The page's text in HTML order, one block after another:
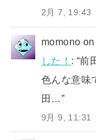
2月 7, 19:43
momono on
した！ : “前
色んな意味
田…”
9月 9, 11:31